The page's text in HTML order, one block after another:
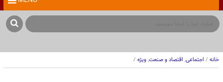
خانه / اجتماعی, اقتصاد و صنعت,ویژه /